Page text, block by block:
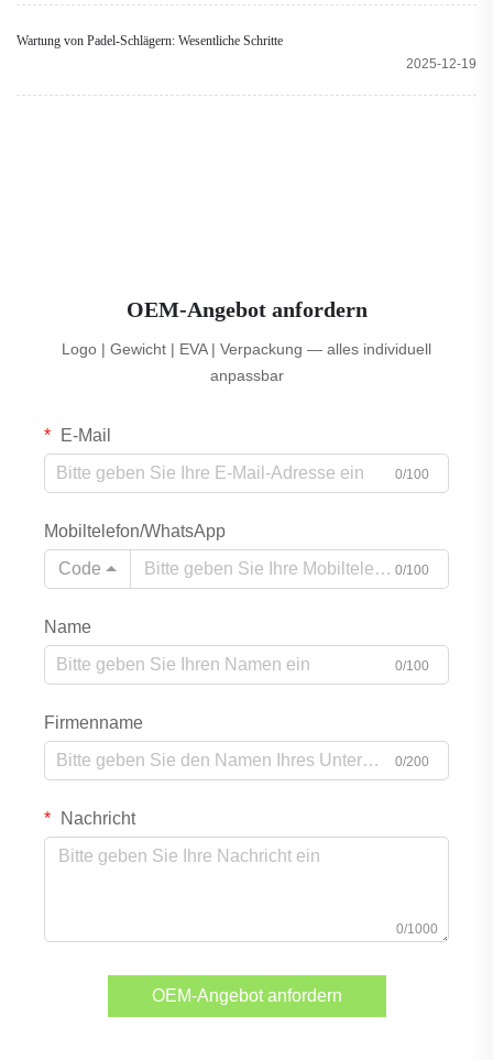
Wartung von Padel-Schlägern: Wesentliche Schritte
2025-12-19
OEM-Angebot anfordern
Logo | Gewicht | EVA | Verpackung — alles individuell
anpassbar
E-Mail
0/100
Mobiltelefon/WhatsApp
Code
0/100
Name
0/100
Firmenname
0/200
Nachricht
0/1000
OEM-Angebot anfordern